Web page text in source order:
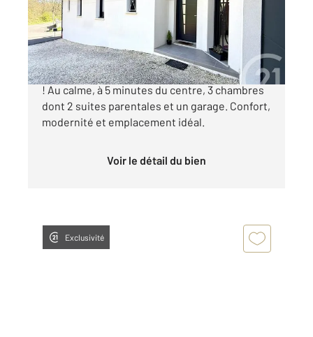
Maison à vendre
379 700 €
Maison neuve à Saintes - Coup de cœur assuré
! Au calme, à 5 minutes du centre, 3 chambres
dont 2 suites parentales et un garage. Confort,
modernité et emplacement idéal.
Voir le détail du bien
Exclusivité